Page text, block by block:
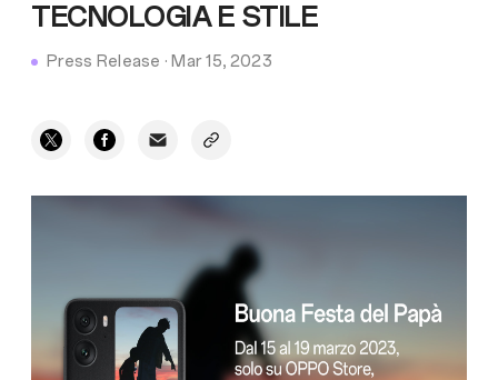
TECNOLOGIA E STILE
Press Release · Mar 15, 2023